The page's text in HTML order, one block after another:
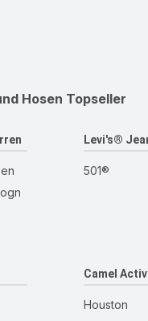
Hosen Topseller
Levi's®
501®
Camel
Houston